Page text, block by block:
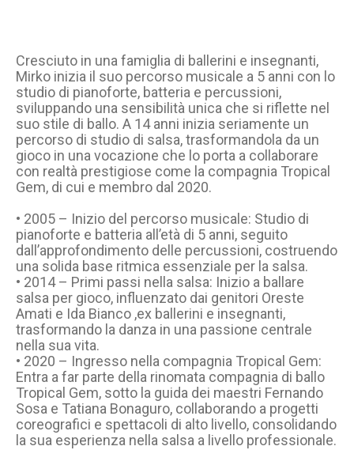
Cresciuto in una famiglia di ballerini e insegnanti,
Mirko inizia il suo percorso musicale a 5 anni con lo
studio di pianoforte, batteria e percussioni,
sviluppando una sensibilità unica che si riflette nel
suo stile di ballo. A 14 anni inizia seriamente un
percorso di studio di salsa, trasformandola da un
gioco in una vocazione che lo porta a collaborare
con realtà prestigiose come la compagnia Tropical
Gem, di cui e membro dal 2020.
• 2005 – Inizio del percorso musicale: Studio di
pianoforte e batteria all’età di 5 anni, seguito
dall’approfondimento delle percussioni, costruendo
una solida base ritmica essenziale per la salsa.
• 2014 – Primi passi nella salsa: Inizio a ballare
salsa per gioco, influenzato dai genitori Oreste
Amati e Ida Bianco ,ex ballerini e insegnanti,
trasformando la danza in una passione centrale
nella sua vita.
• 2020 – Ingresso nella compagnia Tropical Gem:
Entra a far parte della rinomata compagnia di ballo
Tropical Gem, sotto la guida dei maestri Fernando
Sosa e Tatiana Bonaguro, collaborando a progetti
coreografici e spettacoli di alto livello, consolidando
la sua esperienza nella salsa a livello professionale.